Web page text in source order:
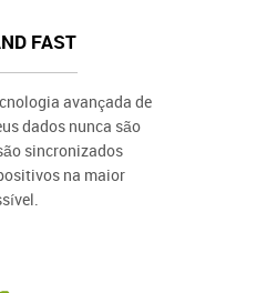
FAST
avançada de
dados nunca são
sincronizados
na maior